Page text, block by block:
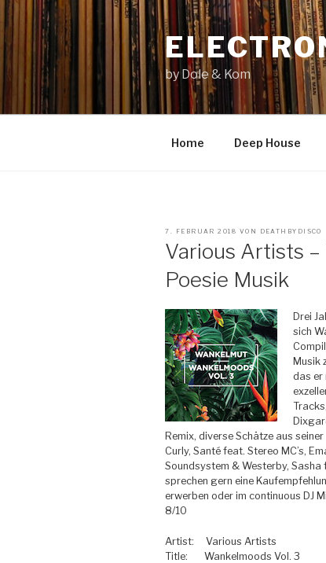
springen
by Dole & Kom
Home Deep House
VERÖFFENTLICHT
7. FEBRUAR 2018 VON DEATHBYDISCO
Various Artists –
Poesie Musik
Drei
sich
Musik
das er
Remix, diverse Schätze aus
Curly, Santé feat. Stereo MC’s,
Soundsystem & Westerby, Sasha
sprechen gern eine
erwerben oder im continuous DJ
8/10
Artist: Various Artists
Title: Wankelmoods Vol. 3